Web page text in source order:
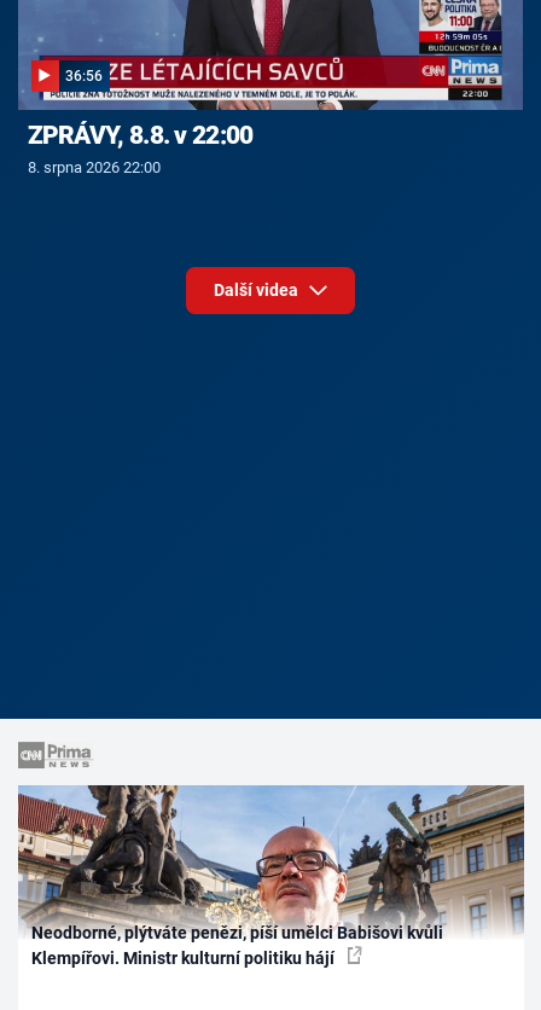
36:56
ZPRÁVY, 8.8. v 22:00
8. srpna 2026 22:00
Další videa
Neodborné, plýtváte penězi, píší umělci Babišovi kvůli
Klempířovi. Ministr kulturní politiku hájí